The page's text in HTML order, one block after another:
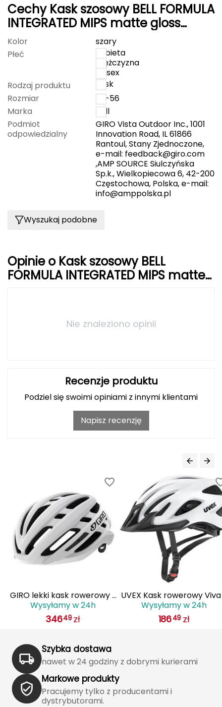
Gilmonte
Giro
Grand Trunk
Granger's
Gregory
Grivel
HMS
Haago
IGLOO
JOMA
Jetboil
Julbo
K2
Kari Traa
Karpos
Cechy Kask szosowy BELL FORMULA
INTEGRATED MIPS matte gloss
grays
Kolor
szary
Płeć
kobieta
mężczyzna
unisex
Rodzaj produktu
kask
Rozmiar
52-56
Marka
Bell
Podmiot
odpowiedzialny
GIRO Vista Outdoor Inc., 1001
Innovation Road, IL 61866
Rantoul, Stany Zjednoczone,
e-mail: feedback@giro.com
,AMP SOURCE Siulczyńska
Sp.k., Wielkopiecowa 6, 42-200
Częstochowa, Polska, e-mail:
info@amppolska.pl
Wyszukaj podobne
Opinie o Kask szosowy BELL
FORMULA INTEGRATED MIPS matte
Nie znaleziono opinii
Recenzje produktu
Podziel się swoimi opiniami z innymi klientami
Napisz recenzję
GIRO lekki kask rowerowy z
systemem wentylacji AGILIS
biały
Wysyłamy w 24h
34649 zł
UVEX Kask rowerowy
biały
Wysyłamy w 24h
18649 zł
Szybka dostawa
nawet w 24 godziny z dobrymi kurierami
Markowe produkty
Pracujemy tylko z producentami i
dystrybutorami.